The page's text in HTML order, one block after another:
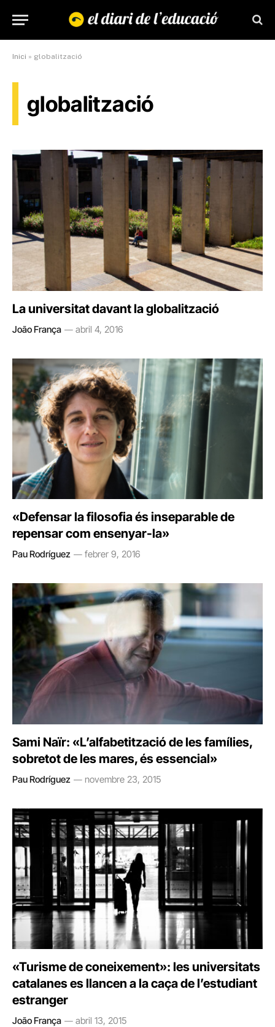
Inici » globalització
globalització
La universitat davant la globalització
João França abril 4, 2016
«Defensar la filosofia és inseparable de
repensar com ensenyar-la»
Pau Rodríguez febrer 9, 2016
Sami Naïr: «L’alfabetització de les famílies,
sobretot de les mares, és essencial»
Pau Rodríguez novembre 23, 2015
«Turisme de coneixement»: les universitats
catalanes es llancen a la caça de l’estudiant
estranger
João França abril 13, 2015